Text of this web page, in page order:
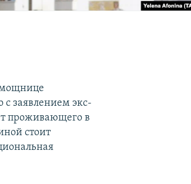
с заявлением экс-
проживающего в
стоит